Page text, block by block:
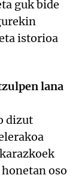
guk bide
istorioa
lana
dizut
oso